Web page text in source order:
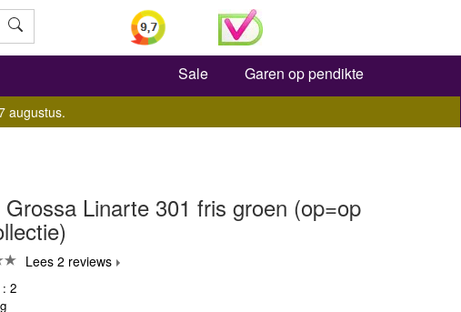
Zoeken
Sale Garen op pendikte
augustus.
Grossa Linarte 301 fris groen (op=op
Lees 2 reviews
: 2